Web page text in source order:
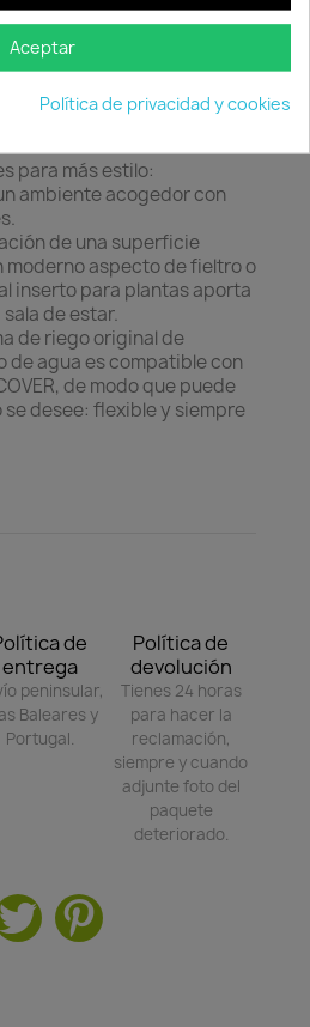
del producto
para más estilo:
ambiente acogedor con
de una superficie
aspecto de fieltro o
inserto para plantas aporta
de estar.
de riego original de
de agua es compatible con
de modo que puede
desee: flexible y siempre
de
entrega
peninsular,
Baleares y
Portugal.
Política de
devolución
Tienes 24 horas
para hacer la
reclamación,
siempre y cuando
adjunte foto del
paquete
deteriorado.
Aceptar
Política de privacidad y cookies